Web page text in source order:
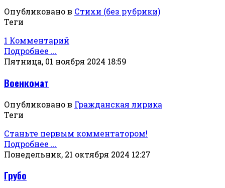
Опубликовано в Стихи (без рубрики)
Теги
1 Комментарий
Подробнее ...
Пятница, 01 ноября 2024 18:59
Военкомат
Опубликовано в Гражданская лирика
Теги
Станьте первым комментатором!
Подробнее ...
Понедельник, 21 октября 2024 12:27
Грубо